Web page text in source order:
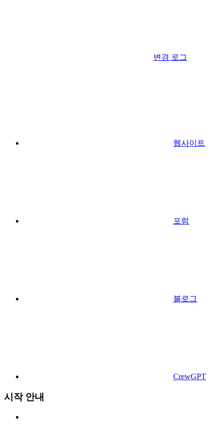
변경 로그
웹사이트
포럼
블로그
CrewGPT
시작 안내